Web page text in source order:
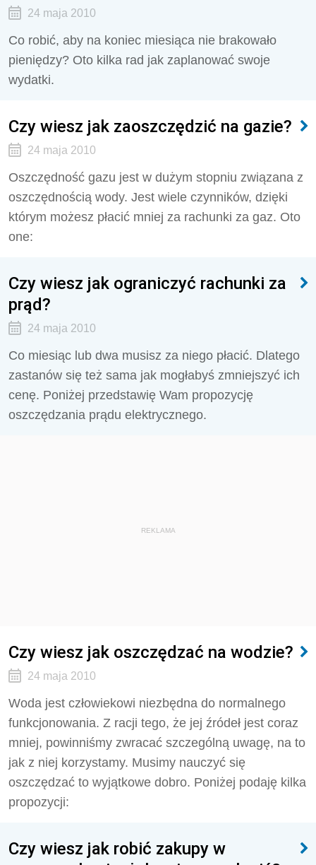
24 maja 2010
Co robić, aby na koniec miesiąca nie brakowało
pieniędzy? Oto kilka rad jak zaplanować swoje
wydatki.
Czy wiesz jak zaoszczędzić na gazie?
24 maja 2010
Oszczędność gazu jest w dużym stopniu związana z
oszczędnością wody. Jest wiele czynników, dzięki
którym możesz płacić mniej za rachunki za gaz. Oto
one:
Czy wiesz jak ograniczyć rachunki za
prąd?
24 maja 2010
Co miesiąc lub dwa musisz za niego płacić. Dlatego
zastanów się też sama jak mogłabyś zmniejszyć ich
cenę. Poniżej przedstawię Wam propozycję
oszczędzania prądu elektrycznego.
REKLAMA
Czy wiesz jak oszczędzać na wodzie?
24 maja 2010
Woda jest człowiekowi niezbędna do normalnego
funkcjonowania. Z racji tego, że jej źródeł jest coraz
mniej, powinniśmy zwracać szczególną uwagę, na to
jak z niej korzystamy. Musimy nauczyć się
oszczędzać to wyjątkowe dobro. Poniżej podaję kilka
propozycji:
Czy wiesz jak robić zakupy w